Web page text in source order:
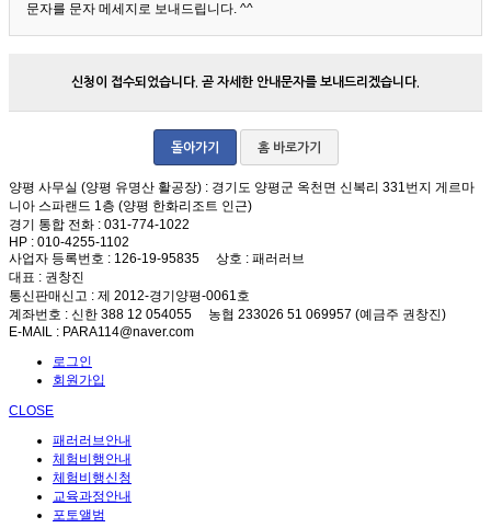
문자를 문자 메세지로 보내드립니다. ^^
신청이 접수되었습니다. 곧 자세한 안내문자를 보내드리겠습니다.
돌아가기 홈 바로가기
양평 사무실 (양평 유명산 활공장) : 경기도 양평군 옥천면 신복리 331번지 게르마
니아 스파랜드 1층 (양평 한화리조트 인근)
경기 통합 전화 : 031-774-1022
HP : 010-4255-1102
사업자 등록번호 : 126-19-95835 상호 : 패러러브
대표 : 권창진
통신판매신고 : 제 2012-경기양평-0061호
계좌번호 : 신한 388 12 054055 농협 233026 51 069957 (예금주 권창진)
E-MAIL : PARA114@naver.com
로그인
회원가입
CLOSE
패러러브안내
체험비행안내
체험비행신청
교육과정안내
포토앨범